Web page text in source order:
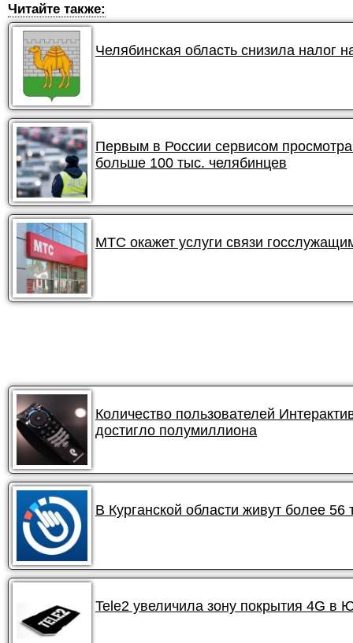
Читайте также:
Челябинская область снизила налог
Первым в России сервисом
больше 100 тыс. челябинцев
МТС окажет услуги связи
Количество пользователей
достигло полумиллиона
В Курганской области живут более
Tele2 увеличила зону покрытия 4G в